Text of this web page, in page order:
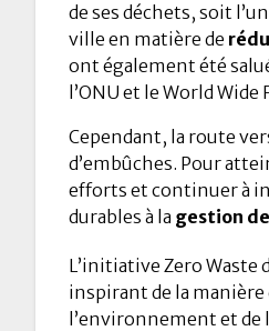
de ses déchets, soit
ville en matière de
ont également été
l’ONU et le World
Cependant, la route
d’embûches. Pour
efforts et continuer à
durables à la gestion
L’initiative Zero Waste
inspirant de la manière
l’environnement et de